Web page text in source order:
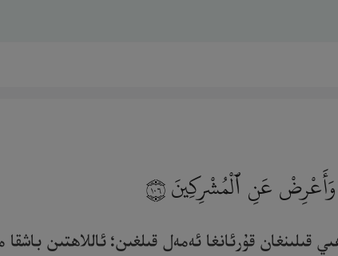
وَأَعْرِضْ عَنِ ٱلْمُشْرِكِينَ ١٠٦
قۇرئانغا ئەمەل قىلغىن؛ ئاللاھتىن